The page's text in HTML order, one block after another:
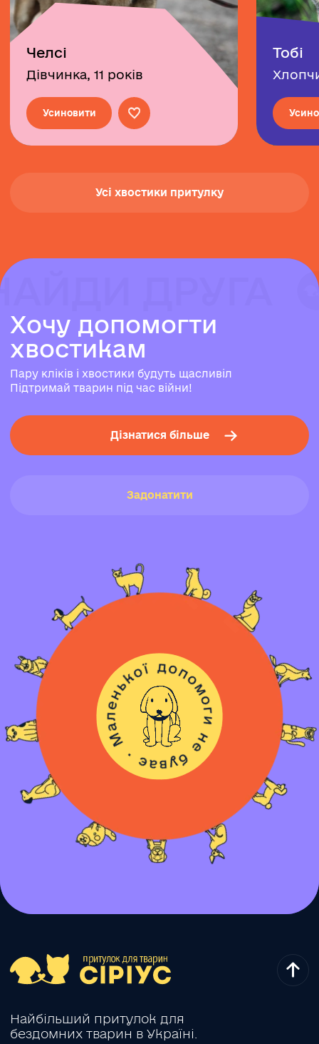
Челсі
Дівчинка, 11 років
Усиновити
Тобі
Усі хвостики притулку
ДРУГА
ДРУГА
ДРУГА
Хочу допомогти
хвостикам
Пару кліків і хвостики будуть щасливіл
Підтримай тварин під час війни!
Дізнатися більше
Задонатити
Найбільший притулок для
бездомних тварин в Україні.